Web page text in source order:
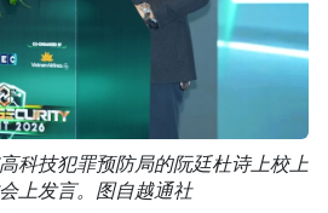
科技犯罪预防局的阮廷杜诗上校上
上发言。图自越通社